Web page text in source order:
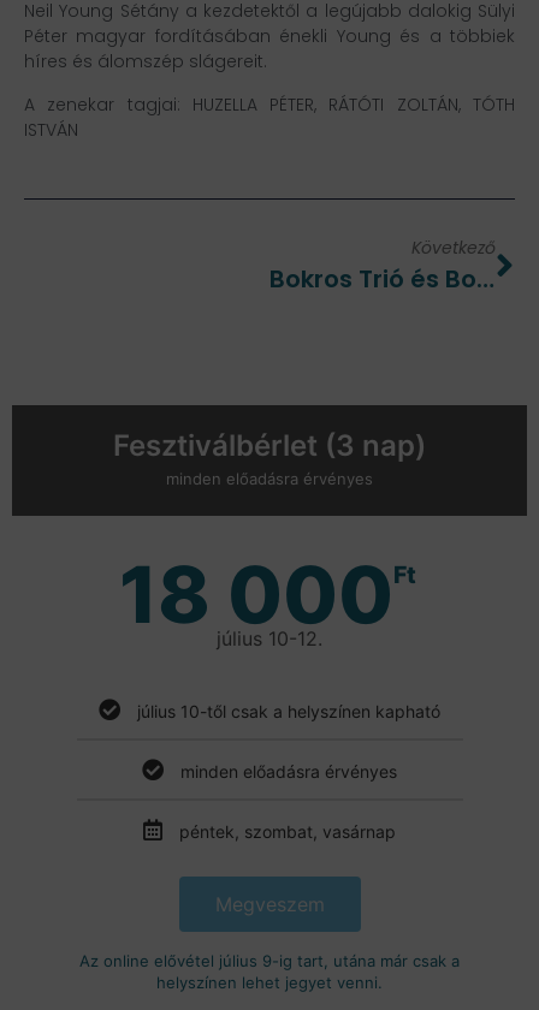
Neil Young Sétány a kezdetektől a legújabb dalokig Sülyi
Péter magyar fordításában énekli Young és a többiek
híres és álomszép slágereit.
A zenekar tagjai: HUZELLA PÉTER, RÁTÓTI ZOLTÁN, TÓTH
ISTVÁN
Következő
Bokros Trió és Borbély Mihály: „Viszi a víz”
Fesztiválbérlet (3 nap)
minden előadásra érvényes
18 000Ft
július 10-12.
július 10-től csak a helyszínen kapható
minden előadásra érvényes
péntek, szombat, vasárnap
Megveszem
Az online elővétel július 9-ig tart, utána már csak a
helyszínen lehet jegyet venni.